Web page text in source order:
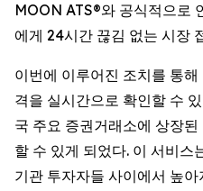
MOON ATS®와 공식적으로
에게 24시간 끊김 없는 시장
이번에 이루어진 조치를 통
격을 실시간으로 확인할 수
국 주요 증권거래소에 상장
할 수 있게 되었다. 이 서비스
기관 투자자들 사이에서 높